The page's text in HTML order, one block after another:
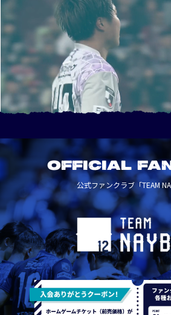
OFFICIAL
公式ファンクラブ「TEAM